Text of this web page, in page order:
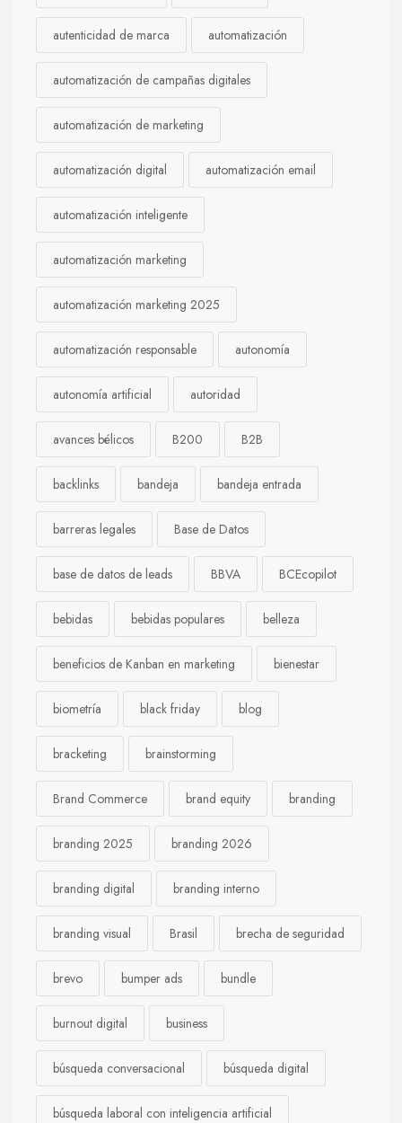
autenticidad de marca automatización
automatización de campañas digitales
automatización de marketing
automatización digital automatización email
automatización inteligente
automatización marketing
automatización marketing 2025
automatización responsable autonomía
autonomía artificial autoridad
avances bélicos B200 B2B
backlinks bandeja bandeja entrada
barreras legales Base de Datos
base de datos de leads BBVA BCEcopilot
bebidas bebidas populares belleza
beneficios de Kanban en marketing bienestar
biometría black friday blog
bracketing brainstorming
Brand Commerce brand equity branding
branding 2025 branding 2026
branding digital branding interno
branding visual Brasil brecha de seguridad
brevo bumper ads bundle
burnout digital business
búsqueda conversacional búsqueda digital
búsqueda laboral con inteligencia artificial